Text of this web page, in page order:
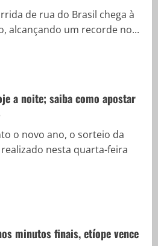
de rua do Brasil chega à
alcançando um recorde no...
a noite; saiba como apostar
o novo ano, o sorteio da
nesta quarta-feira
minutos finais, etíope vence